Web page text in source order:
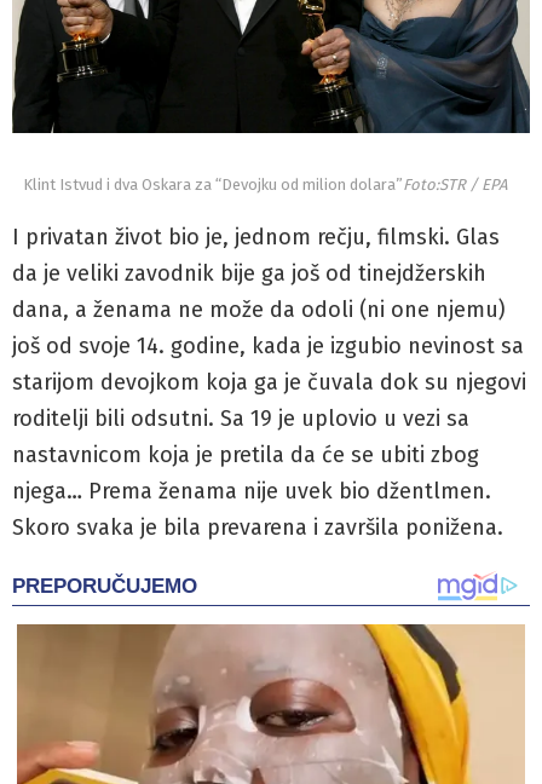
Klint Istvud i dva Oskara za “Devojku od milion dolara”Foto:STR / EPA
I privatan život bio je, jednom rečju, filmski. Glas
da je veliki zavodnik bije ga još od tinejdžerskih
dana, a ženama ne može da odoli (ni one njemu)
još od svoje 14. godine, kada je izgubio nevinost sa
starijom devojkom koja ga je čuvala dok su njegovi
roditelji bili odsutni. Sa 19 je uplovio u vezi sa
nastavnicom koja je pretila da će se ubiti zbog
njega… Prema ženama nije uvek bio džentlmen.
Skoro svaka je bila prevarena i završila ponižena.